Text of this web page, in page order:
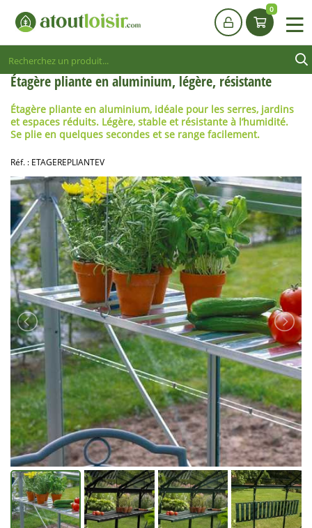
Étagère pliante en aluminium, légère, résistante
Étagère pliante en aluminium, idéale pour les serres, jardins
et espaces réduits. Légère, stable et résistante à l’humidité.
Se plie en quelques secondes et se range facilement.
Réf. : ETAGEREPLIANTEV
0